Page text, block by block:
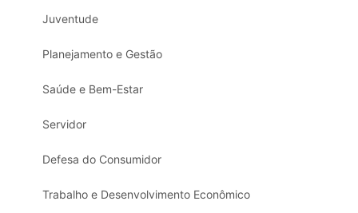
Juventude
Planejamento e Gestão
Saúde e Bem-Estar
Servidor
Defesa do Consumidor
Trabalho e Desenvolvimento Econômico